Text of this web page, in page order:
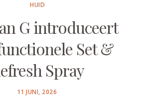
HUID
G introduceert
Set &
Spray
POSTED
11 JUNI, 2026